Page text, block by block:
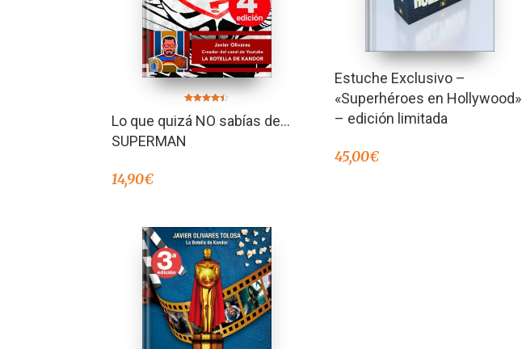
4.40
de 5
Lo que quizá NO sabías de…
SUPERMAN
14,90€
Estuche Exclusivo –
«Superhéroes en Hollywood»
– edición limitada
45,00€